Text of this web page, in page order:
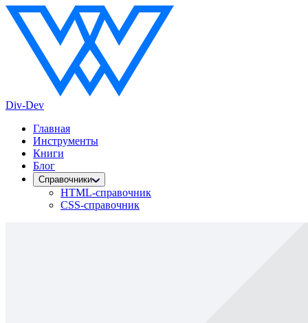
Div-Dev
Главная
Инструменты
Книги
Блог
Справочники
HTML-справочник
CSS-справочник